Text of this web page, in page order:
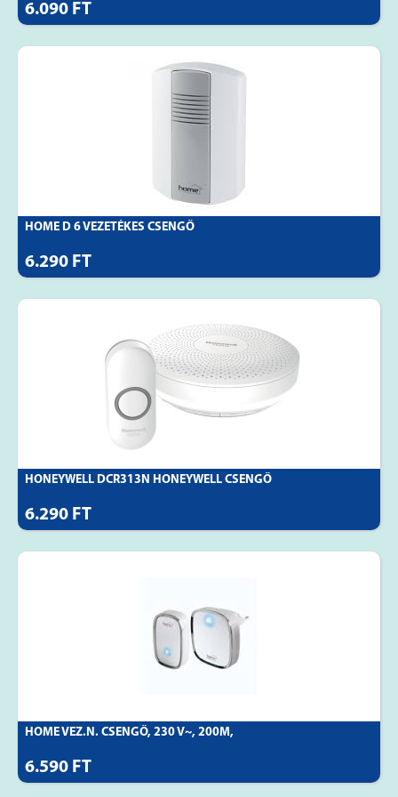
6.090 FT
HOME D 6 VEZETÉKES CSENGŐ
6.290 FT
HONEYWELL DCR313N HONEYWELL CSENGŐ
6.290 FT
HOME VEZ.N. CSENGŐ, 230 V~, 200M,
6.590 FT